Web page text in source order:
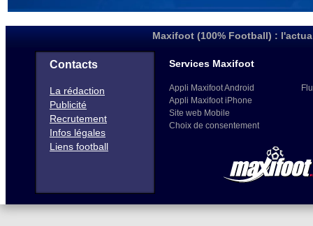
Maxifoot (100% Football) :
Contacts
La rédaction
Publicité
Recrutement
Infos légales
Liens football
Services Maxifoot
Appli Maxifoot Android
Appli Maxifoot iPhone
Site web Mobile
Choix de consentement